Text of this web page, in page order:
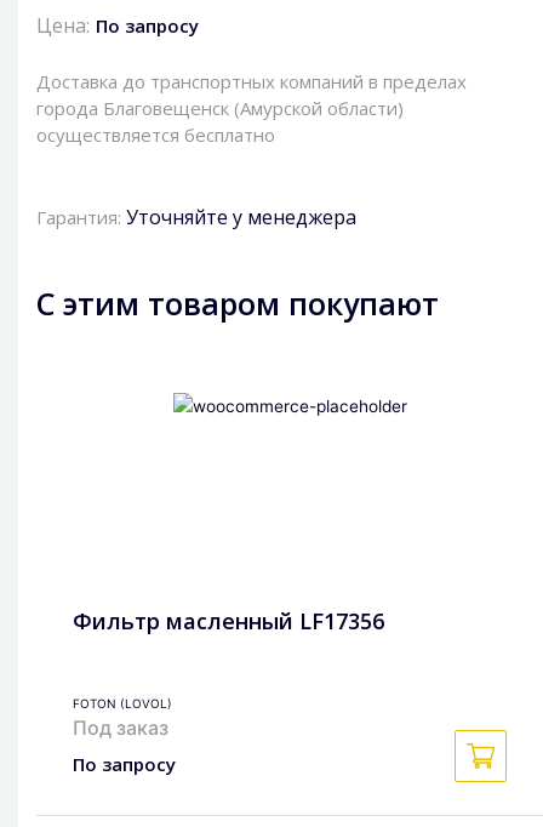
Цена: По запросу
Доставка до транспортных компаний в пределах
города Благовещенск (Амурской области)
осуществляется бесплатно
Гарантия: Уточняйте у менеджера
С этим товаром покупают
Фильтр масленный LF17356
FOTON (LOVOL)
Под заказ
По запросу